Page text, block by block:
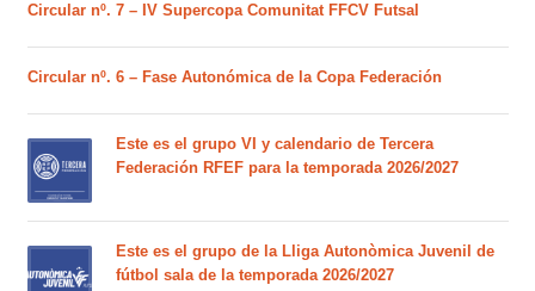
Circular nº. 7 – IV Supercopa Comunitat FFCV Futsal
Circular nº. 6 – Fase Autonómica de la Copa Federación
Este es el grupo VI y calendario de Tercera
Federación RFEF para la temporada 2026/2027
Este es el grupo de la Lliga Autonòmica Juvenil de
fútbol sala de la temporada 2026/2027